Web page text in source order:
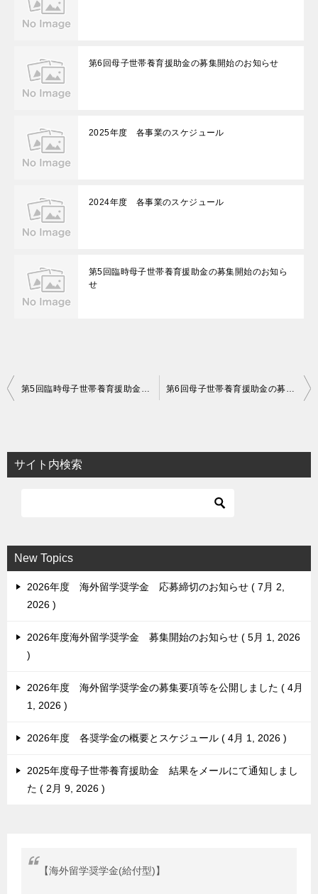
第6回母子世帯養育援助金の募集開始のお知らせ
2025年度 各事業のスケジュール
2024年度 各事業のスケジュール
第5回臨時母子世帯養育援助金の募集開始のお知ら
せ
投
ビ
ゲ
ョ
ン
第5回臨時母子世帯養育援助金の募集開始のお知らせ 第6回母子世帯養育援助金の募集開始のお知らせ
サイト内検索
New Topics
2026年度 海外留学奨学金 応募締切のお知らせ
7月 2,
2026
2026年度海外留学奨学金 募集開始のお知らせ 5月 1, 2026
2026年度 海外留学奨学金の募集要項等を公開しました
4月
1, 2026
2026年度 各奨学金の概要とスケジュール 4月 1, 2026
2025年度母子世帯養育援助金 結果をメールにて通知しまし
た
2月 9, 2026
【海外留学奨学金(給付型)】